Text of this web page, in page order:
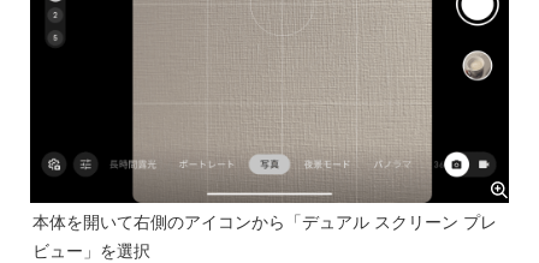
本体を開いて右側のアイコンから「デュアル スクリーン プレ
ビュー」を選択